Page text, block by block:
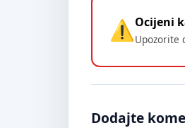
Ocijeni
Upozorite
Dodajte